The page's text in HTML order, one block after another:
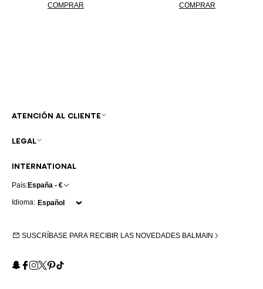
COMPRAR COMPRAR
INTERNATIONAL
País:España - €
Idioma:
SUSCRÍBASE PARA RECIBIR LAS NOVEDADES BALMAIN
Snapchat
Facebook
Instagram
X Pinterest
TikTok
ATENCIÓN AL CLIENTE
LEGAL